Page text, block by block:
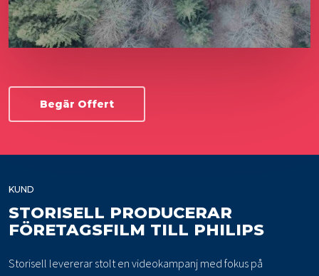
Begär Offert
KUND
STORISELL PRODUCERAR
FÖRETAGSFILM TILL PHILIPS
Storisell levererar stolt en videokampanj med fokus på